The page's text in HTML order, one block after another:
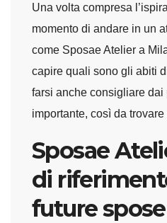
Una volta compresa
momento di andare in un
come Sposae Atelier a
capire quali sono gli abiti
farsi anche consigliare
importante, così da
Sposae
di
future spose